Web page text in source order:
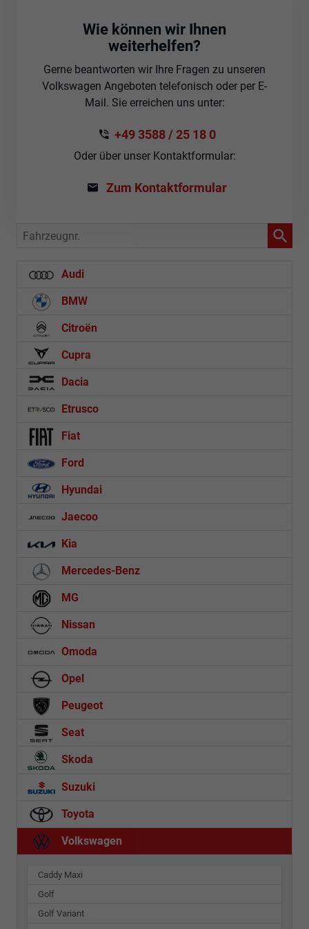
Wie können wir Ihnen
weiterhelfen?
Gerne beantworten wir Ihre Fragen zu unseren
Volkswagen Angeboten telefonisch oder per E-
Mail. Sie erreichen uns unter:
+49 3588 / 25 18 0
Oder über unser Kontaktformular:
Zum Kontaktformular
Fahrzeugnr.
Audi
BMW
Citroën
Cupra
Dacia
Etrusco
Fiat
Ford
Hyundai
Jaecoo
Kia
Mercedes-Benz
MG
Nissan
Omoda
Opel
Peugeot
Seat
Skoda
Suzuki
Toyota
Volkswagen
Caddy Maxi
Golf
Golf Variant